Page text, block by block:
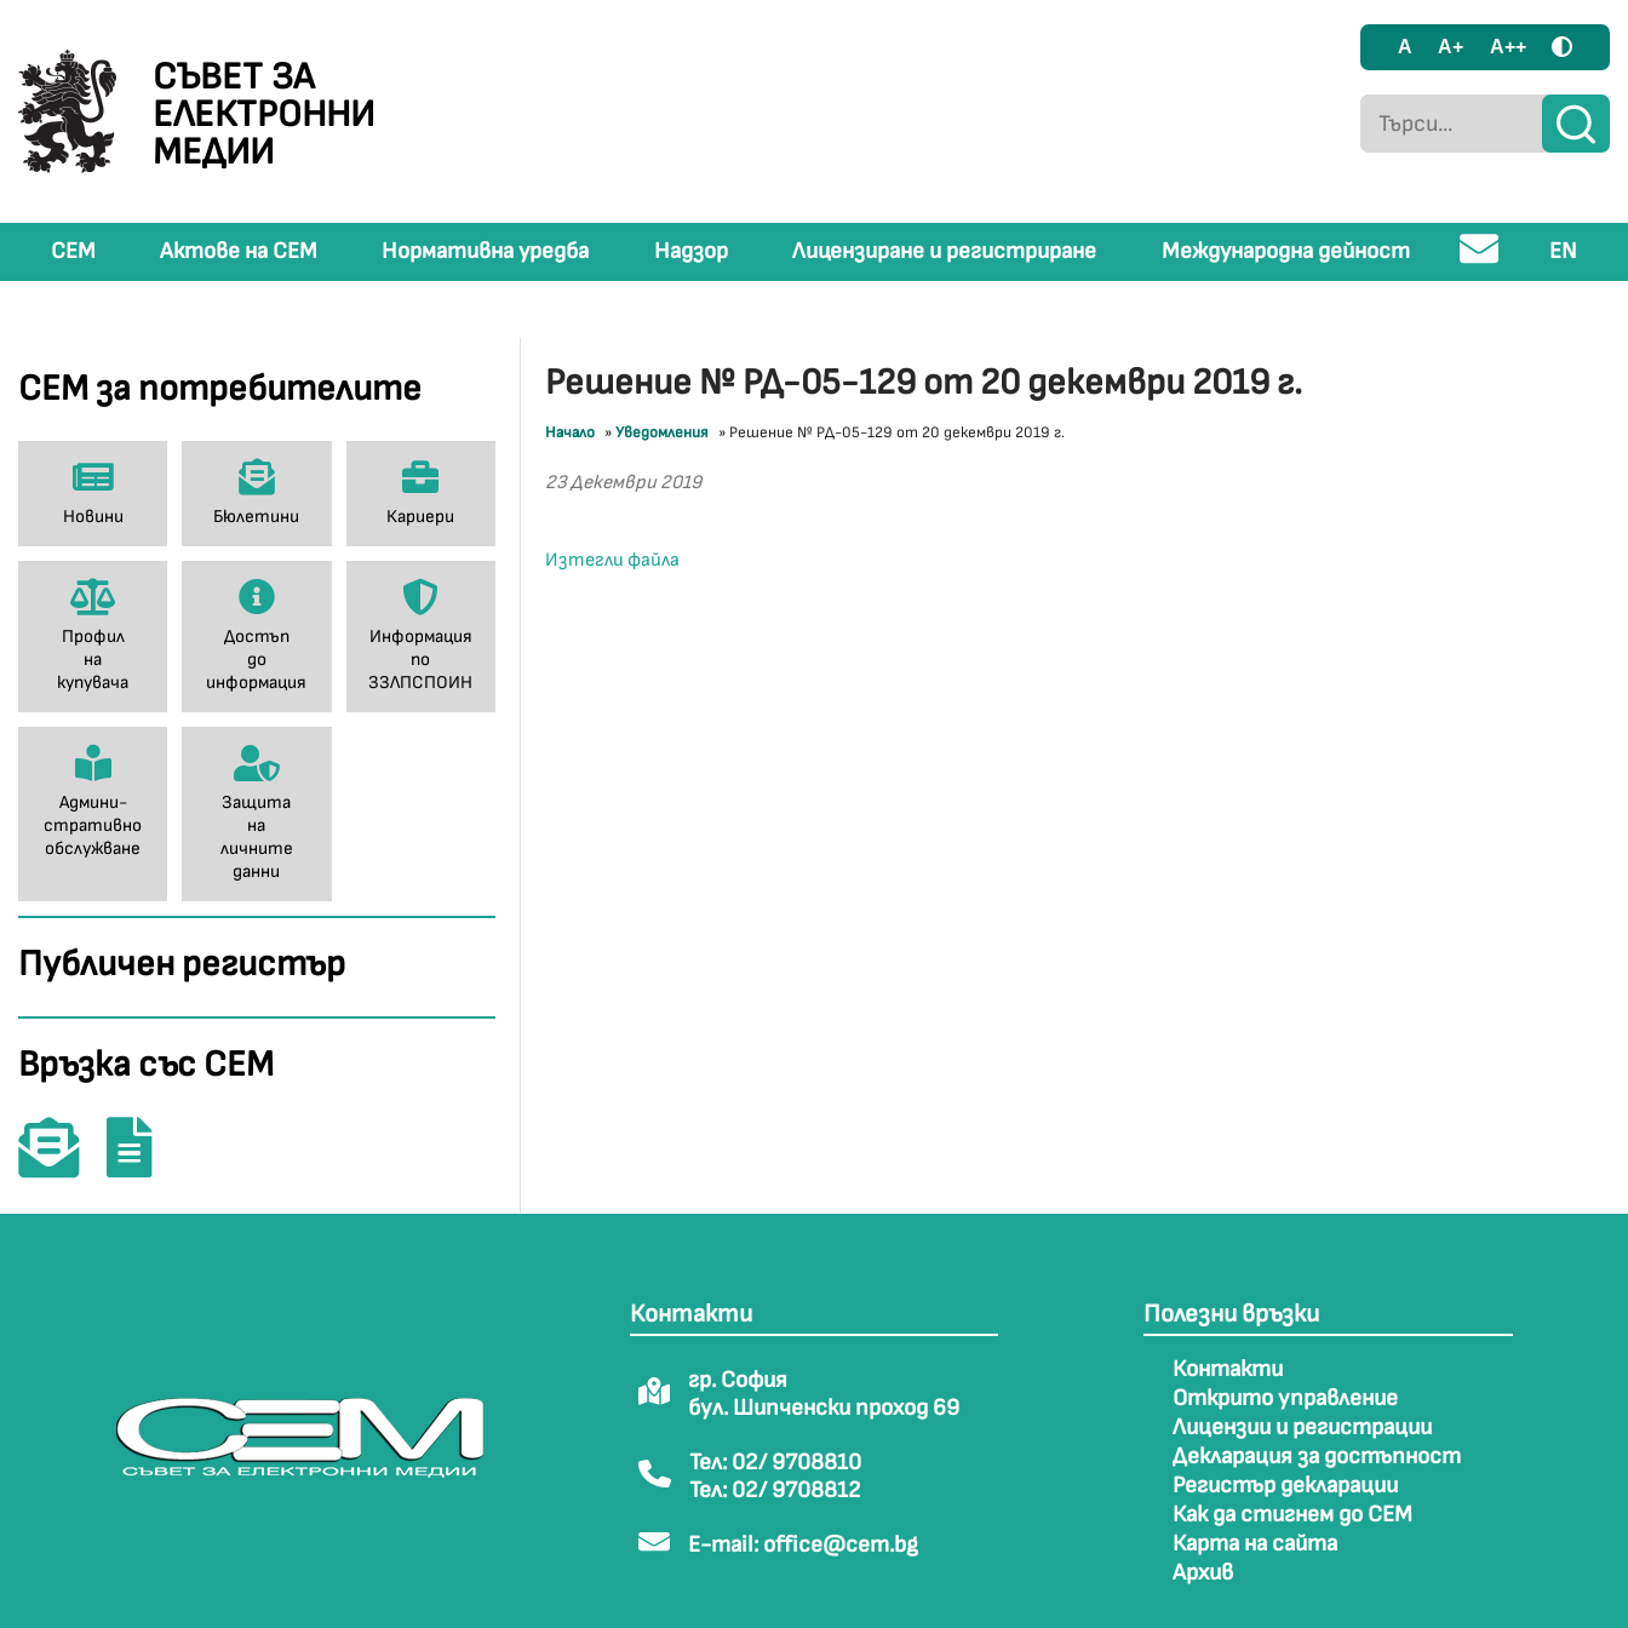
СЪВЕТ ЗА
ЕЛЕКТРОННИ
МЕДИИ
A A+ A++
СЕМ Актове на СЕМ Нормативна уредба Надзор Лицензиране и регистриране Международна дейност EN
СЕМ за потребителите
Новини Бюлетини Кариери
Профил
на
купувача
Достъп
до
информация
Информация
по
ЗЗЛПСПОИН
Админи-
стративно
обслужване
Защита
на
личните
данни
Публичен регистър
Връзка със СЕМ
Решение № РД-05-129 от 20 декември 2019 г.
Начало »Уведомления » Решение № РД-05-129 от 20 декември 2019 г.
23 Декември 2019
Изтегли файла
Контакти
гр. София
бул. Шипченски проход 69
Тел: 02/ 9708810
Тел: 02/ 9708812
E-mail: office@cem.bg
Полезни връзки
Контакти
Открито управление
Лицензии и регистрации
Декларация за достъпност
Регистър декларации
Как да стигнем до СЕМ
Карта на сайта
Архив